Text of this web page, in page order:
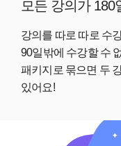
모든 강의가 180
강의를 따로 따로 수
90일밖에 수강할 수
패키지로 묶으면 두
있어요!